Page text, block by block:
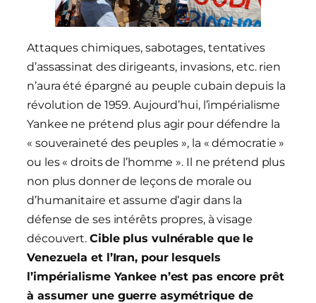
Attaques chimiques, sabotages, tentatives
d’assassinat des dirigeants, invasions, etc. rien
n’aura été épargné au peuple cubain depuis la
révolution de 1959. Aujourd’hui, l’impérialisme
Yankee ne prétend plus agir pour défendre la
« souveraineté des peuples », la « démocratie »
ou les « droits de l’homme ». Il ne prétend plus
non plus donner de leçons de morale ou
d’humanitaire et assume d’agir dans la
défense de ses intérêts propres, à visage
découvert. Cible plus vulnérable que le
Venezuela et l’Iran, pour lesquels
l’impérialisme Yankee n’est pas encore prêt
à assumer une guerre asymétrique de